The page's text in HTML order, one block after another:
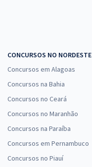
CONCURSOS NO NORDESTE
Concursos em Alagoas
Concursos na Bahia
Concursos no Ceará
Concursos no Maranhão
Concursos na Paraíba
Concursos em Pernambuco
Concursos no Piauí